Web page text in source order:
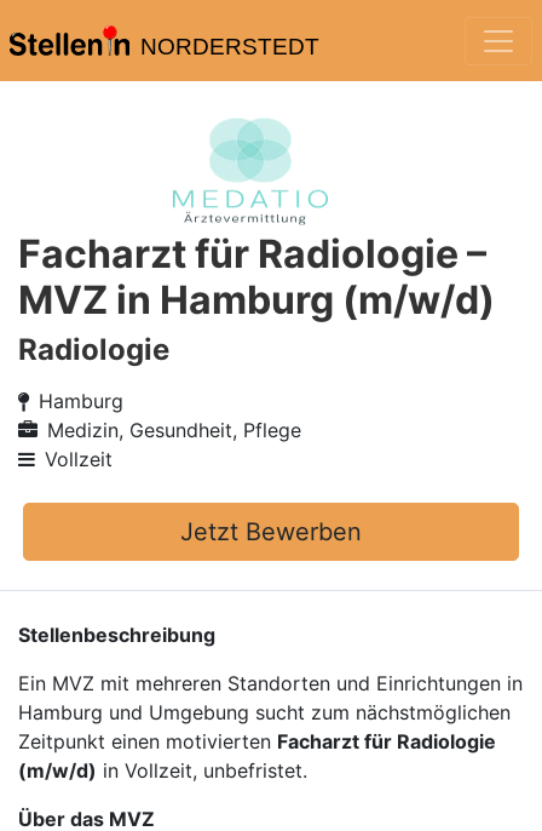
NORDERSTEDT
Facharzt für Radiologie –
MVZ in Hamburg (m/w/d)
Radiologie
Hamburg
Medizin, Gesundheit, Pflege
Vollzeit
Jetzt Bewerben
Stellenbeschreibung
Ein MVZ mit mehreren Standorten und Einrichtungen in
Hamburg und Umgebung sucht zum nächstmöglichen
Zeitpunkt einen motivierten Facharzt für Radiologie
(m/w/d) in Vollzeit, unbefristet.
Über das MVZ